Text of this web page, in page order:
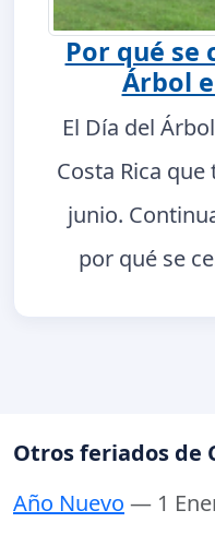
Por qué se
Árbol
El Día del
Costa Rica
junio.
por qué se
Otros feriados de
Año Nuevo — 1